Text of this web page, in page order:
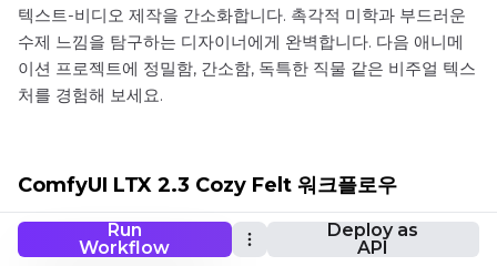
Run
Workflow
Deploy as
API
텍스트-비디오 제작을 간소화합니다. 촉각적 미학과 부드러운
수제 느낌을 탐구하는 디자이너에게 완벽합니다. 다음 애니메
이션 프로젝트에 정밀함, 간소함, 독특한 직물 같은 비주얼 텍스
처를 경험해 보세요.
ComfyUI LTX 2.3 Cozy Felt 워크플로우